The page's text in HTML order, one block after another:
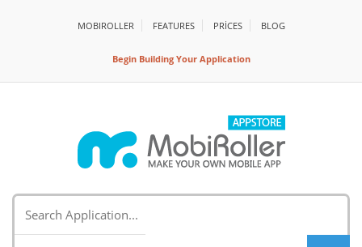
MOBIROLLER FEATURES PRİCES BLOG
Begin Building Your Application